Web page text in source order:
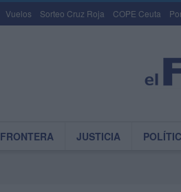
Vuelos Sorteo Cruz Roja COPE Ceuta
FRONTERA JUSTICIA